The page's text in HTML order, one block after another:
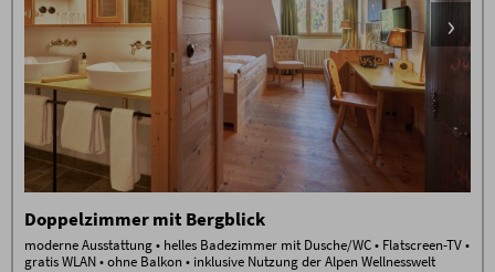
Doppelzimmer mit Bergblick
moderne Ausstattung • helles Badezimmer mit Dusche/WC • Flatscreen-TV •
gratis WLAN • ohne Balkon • inklusive Nutzung der Alpen Wellnesswelt